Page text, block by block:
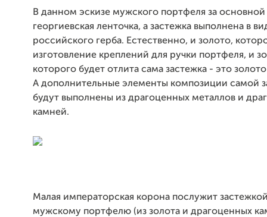
В данном эскизе мужского портфеля за основной
георгиевская ленточка, а застежка выполнена в
российского герба. Естественно, и золото,
изготовление креплений для ручки портфеля, и
которого будет отлита сама застежка - это
А дополнительные элементы композиции самой
будут выполнены из драгоценных металлов и
камней.
Малая императорская корона послужит
мужскому портфелю (из золота и драгоценных